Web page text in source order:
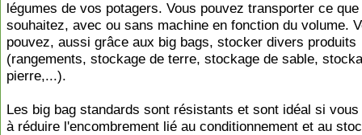
légumes de vos potagers. Vous pouvez transporter ce
souhaitez, avec ou sans machine en fonction du volume.
pouvez, aussi grâce aux big bags, stocker divers produits
(rangements, stockage de terre, stockage de sable,
pierre,...).
Les big bag standards sont résistants et sont idéal si
à réduire l'encombrement lié au conditionnement et au